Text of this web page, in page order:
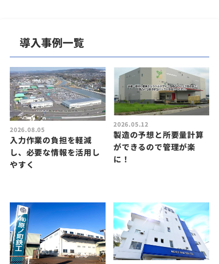
導入事例一覧
2026.08.05
入力作業の負担を軽減
し、必要な情報を活用し
やすく
2026.05.12
製造の予想と所要量計算
ができるので管理が楽
に！